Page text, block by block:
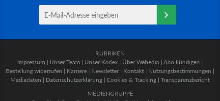
RUBRIKEN
Impressum | Unser Team | Unser Kodex | Über Webedia | Abo kündigen |
Bestellung widerrufen | Karriere | Newsletter | Kontakt | Nutzungsbestimmungen |
Mediadaten | Datenschutzerklärung | Cookies & Tracking | Transparenzbericht
MEDIENGRUPPE